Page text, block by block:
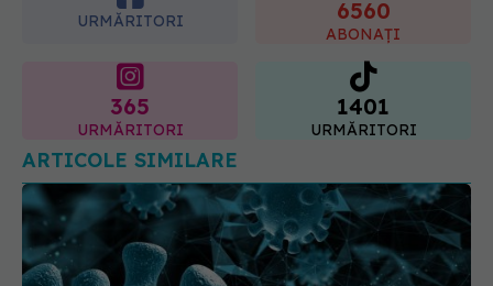
365
URMĂRITORI
1401
URMĂRITORI
ARTICOLE SIMILARE